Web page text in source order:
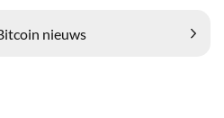
nieuws